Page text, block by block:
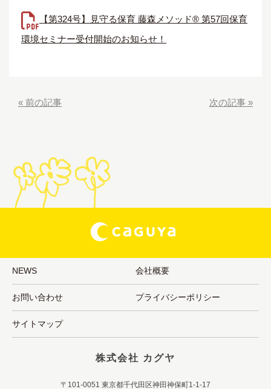
【第324号】見守る保育 藤森メソッド® 第57回保育
環境セミナー受付開始のお知らせ！
« 前の記事 次の記事 »
NEWS 会社概要
お問い合わせ プライバシーポリシー
サイトマップ
株式会社 カグヤ
〒101-0051 東京都千代田区神田神保町1-1-17